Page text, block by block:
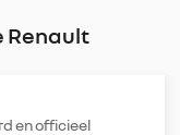
Renault
en officieel